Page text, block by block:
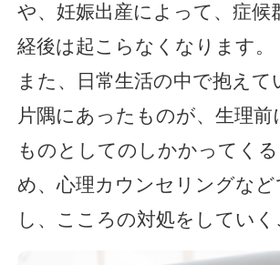
や、妊娠出産によって、症
経後は起こらなくなります。
また、日常生活の中で抱え
片隅にあったものが、生理
ものとしてのしかかってく
め、心理カウンセリングな
し、こころの対処をしてい